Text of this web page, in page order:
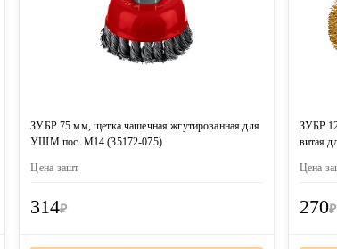
ЗУБР 75 мм, щетка чашечная жгутированная для
УШМ пос. М14 (35172-075)
Цена зашт
314₽
ЗУБР
витая
Цена за
270₽